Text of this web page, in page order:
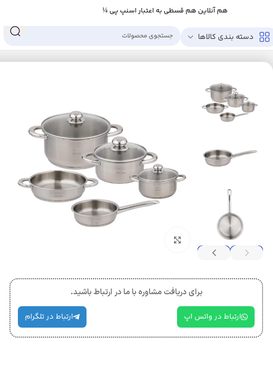
هم آنلاین هم قسطی به اعتبار اسنپ پی ¼
دسته بندی کالاها
برای دریافت مشاوره با ما در ارتباط باشید.
ارتباط در واتس اپ ارتباط در تلگرام